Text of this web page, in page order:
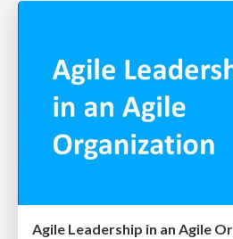
Agile Leadership in an Agile